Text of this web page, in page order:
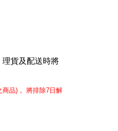
貨及配送時將
商品) ， 將排除7 日解